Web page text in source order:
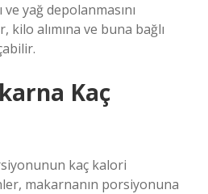
ve yağ depolanmasını
kilo alımına ve buna bağlı
Kaç
kaç kalori
makarnanın porsiyonuna